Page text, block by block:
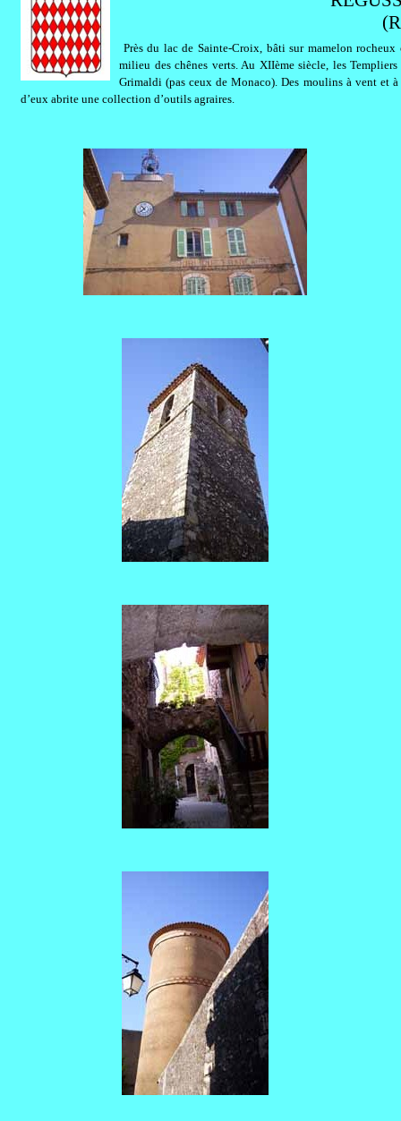
Près du lac de Sainte-Croix, bâti sur mamelon
milieu des chênes verts. Au XIIème siècle, les
Grimaldi (pas ceux de Monaco). Des moulins à vent et
d’eux abrite une collection d’outils agraires.